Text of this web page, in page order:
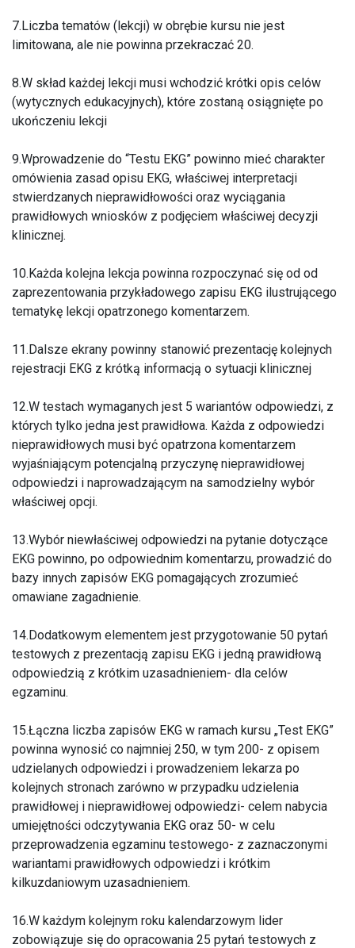
7.Liczba tematów (lekcji) w obrębie kursu nie jest
limitowana, ale nie powinna przekraczać 20.
8.W skład każdej lekcji musi wchodzić krótki opis celów
(wytycznych edukacyjnych), które zostaną osiągnięte po
ukończeniu lekcji
9.Wprowadzenie do “Testu EKG” powinno mieć charakter
omówienia zasad opisu EKG, właściwej interpretacji
stwierdzanych nieprawidłowości oraz wyciągania
prawidłowych wniosków z podjęciem właściwej decyzji
klinicznej.
10.Każda kolejna lekcja powinna rozpoczynać się od od
zaprezentowania przykładowego zapisu EKG ilustrującego
tematykę lekcji opatrzonego komentarzem.
11.Dalsze ekrany powinny stanowić prezentację kolejnych
rejestracji EKG z krótką informacją o sytuacji klinicznej
12.W testach wymaganych jest 5 wariantów odpowiedzi, z
których tylko jedna jest prawidłowa. Każda z odpowiedzi
nieprawidłowych musi być opatrzona komentarzem
wyjaśniającym potencjalną przyczynę nieprawidłowej
odpowiedzi i naprowadzającym na samodzielny wybór
właściwej opcji.
13.Wybór niewłaściwej odpowiedzi na pytanie dotyczące
EKG powinno, po odpowiednim komentarzu, prowadzić do
bazy innych zapisów EKG pomagających zrozumieć
omawiane zagadnienie.
14.Dodatkowym elementem jest przygotowanie 50 pytań
testowych z prezentacją zapisu EKG i jedną prawidłową
odpowiedzią z krótkim uzasadnieniem- dla celów
egzaminu.
15.Łączna liczba zapisów EKG w ramach kursu „Test EKG”
powinna wynosić co najmniej 250, w tym 200- z opisem
udzielanych odpowiedzi i prowadzeniem lekarza po
kolejnych stronach zarówno w przypadku udzielenia
prawidłowej i nieprawidłowej odpowiedzi- celem nabycia
umiejętności odczytywania EKG oraz 50- w celu
przeprowadzenia egzaminu testowego- z zaznaczonymi
wariantami prawidłowych odpowiedzi i krótkim
kilkuzdaniowym uzasadnieniem.
16.W każdym kolejnym roku kalendarzowym lider
zobowiązuje się do opracowania 25 pytań testowych z